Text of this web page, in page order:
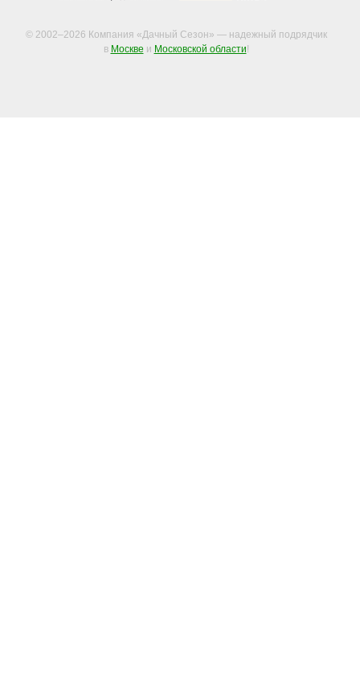
© 2002–2026 Компания «Дачный Сезон» — надежный подрядчик
в Москве и Московской области!